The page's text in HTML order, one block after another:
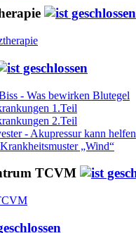
- Was bewirken Blutegel
1.Teil
2.Teil
- Akupressur kann helfen
„Wind“
TCVM